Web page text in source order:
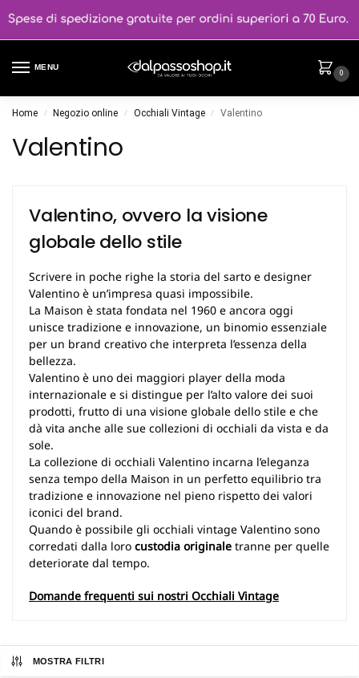
MENU
0
Home / Negozio online / Occhiali Vintage / Valentino
Valentino
Valentino, ovvero la visione
globale dello stile
Scrivere in poche righe la storia del sarto e designer
Valentino è un’impresa quasi impossibile.
La Maison è stata fondata nel 1960 e ancora oggi
unisce tradizione e innovazione, un binomio essenziale
per un brand creativo che interpreta l’essenza della
bellezza.
Valentino è uno dei maggiori player della moda
internazionale e si distingue per l’alto valore dei suoi
prodotti, frutto di una visione globale dello stile e che
dà vita anche alle sue collezioni di occhiali da vista e da
sole.
La collezione di occhiali Valentino incarna l’eleganza
senza tempo della Maison in un perfetto equilibrio tra
tradizione e innovazione nel pieno rispetto dei valori
iconici del brand.
Quando è possibile gli occhiali vintage Valentino sono
corredati dalla loro custodia originale tranne per quelle
deteriorate dal tempo.
Domande frequenti sui nostri Occhiali Vintage
MOSTRA FILTRI